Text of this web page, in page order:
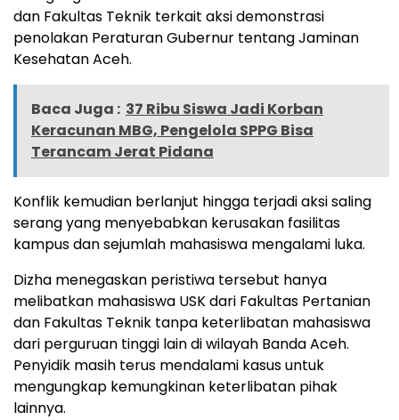
dan Fakultas Teknik terkait aksi demonstrasi
penolakan Peraturan Gubernur tentang Jaminan
Kesehatan Aceh.
Baca Juga : 37 Ribu Siswa Jadi Korban
Keracunan MBG, Pengelola SPPG Bisa
Terancam Jerat Pidana
Konflik kemudian berlanjut hingga terjadi aksi saling
serang yang menyebabkan kerusakan fasilitas
kampus dan sejumlah mahasiswa mengalami luka.
Dizha menegaskan peristiwa tersebut hanya
melibatkan mahasiswa USK dari Fakultas Pertanian
dan Fakultas Teknik tanpa keterlibatan mahasiswa
dari perguruan tinggi lain di wilayah Banda Aceh.
Penyidik masih terus mendalami kasus untuk
mengungkap kemungkinan keterlibatan pihak
lainnya.